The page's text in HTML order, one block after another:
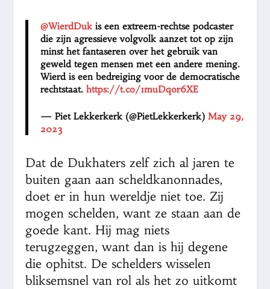
@WierdDuk is een extreem-rechtse podcaster
die zijn agressieve volgvolk aanzet tot op zijn
minst het fantaseren over het gebruik van
geweld tegen mensen met een andere mening.
Wierd is een bedreiging voor de democratische
rechtstaat.https://t.co/1muDqor6XE
— Piet Lekkerkerk (@PietLekkerkerk)May 29,
2023
Dat de Dukhaters zelf zich al jaren te
buiten gaan aan scheldkanonnades,
doet er in hun wereldje niet toe. Zij
mogen schelden, want ze staan aan de
goede kant. Hij mag niets
terugzeggen, want dan is hij degene
die ophitst. De schelders wisselen
bliksemsnel van rol als het zo uitkomt